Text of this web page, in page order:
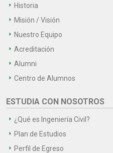
Historia
Misión / Visión
Nuestro Equipo
Acreditación
Alumni
Centro de Alumnos
ESTUDIA CON NOSOTROS
¿Qué es Ingeniería Civil?
Plan de Estudios
Perfil de Egreso